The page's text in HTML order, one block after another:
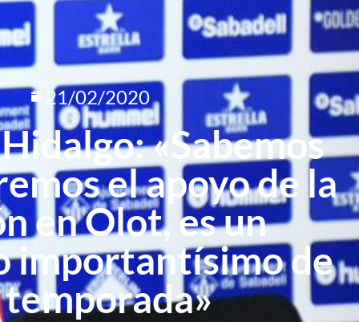
21/02/2020
«Sabemos
el apoyo de la
en Olot, es un
importantísimo de